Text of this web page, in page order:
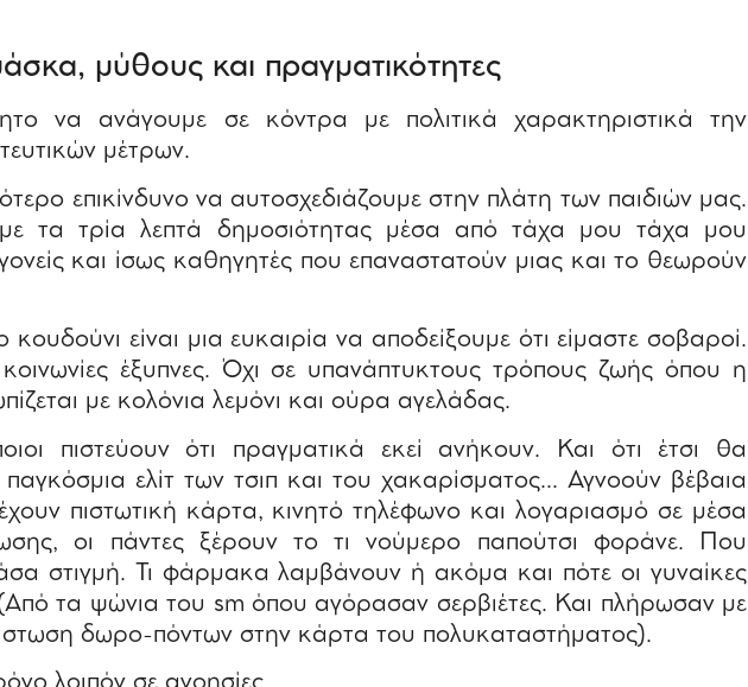
μύθους και πραγματικότητες
να ανάγουμε σε κόντρα με πολιτικά χαρακτηριστικά την
μέτρων.
επικίνδυνο να αυτοσχεδιάζουμε στην πλάτη των παιδιών μας.
τα τρία λεπτά δημοσιότητας μέσα από τάχα μου τάχα μου
και ίσως καθηγητές που επαναστατούν μιας και το θεωρούν
κουδούνι είναι μια ευκαιρία να αποδείξουμε ότι είμαστε σοβαροί.
έξυπνες. Όχι σε υπανάπτυκτους τρόπους ζωής όπου η
με κολόνια λεμόνι και ούρα αγελάδας.
πιστεύουν ότι πραγματικά εκεί ανήκουν. Και ότι έτσι θα
ελίτ των τσιπ και του χακαρίσματος… Αγνοούν βέβαια
πιστωτική κάρτα, κινητό τηλέφωνο και λογαριασμό σε μέσα
οι πάντες ξέρουν το τι νούμερο παπούτσι φοράνε. Που
στιγμή. Τι φάρμακα λαμβάνουν ή ακόμα και πότε οι γυναίκες
(Από τα ψώνια του sm όπου αγόρασαν σερβιέτες. Και πλήρωσαν με
δωρο-πόντων στην κάρτα του πολυκαταστήματος).